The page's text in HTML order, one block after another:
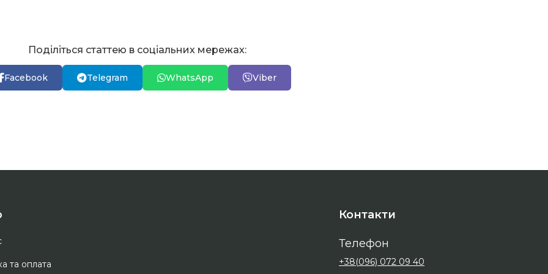
Поділіться статтею в соціальних мережах:
Facebook Telegram WhatsApp Viber
та оплата
Контакти
Телефон
+38(096) 072 09 40